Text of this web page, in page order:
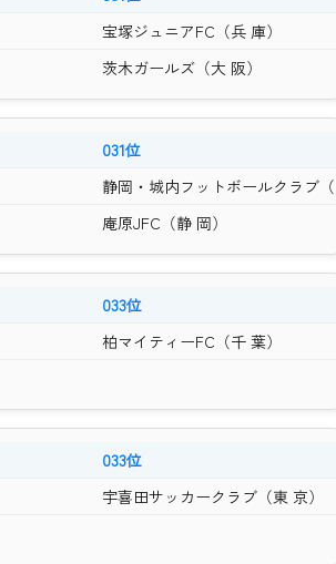
宝塚ジュニアFC（兵 庫）
茨木ガールズ（大 阪）
031位
静岡・城内フットボールクラブ
庵原JFC（静 岡）
033位
柏マイティーFC（千 葉）
033位
宇喜田サッカークラブ（東 京）